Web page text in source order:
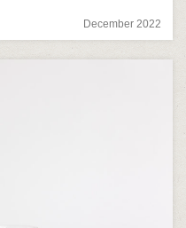
December 2022